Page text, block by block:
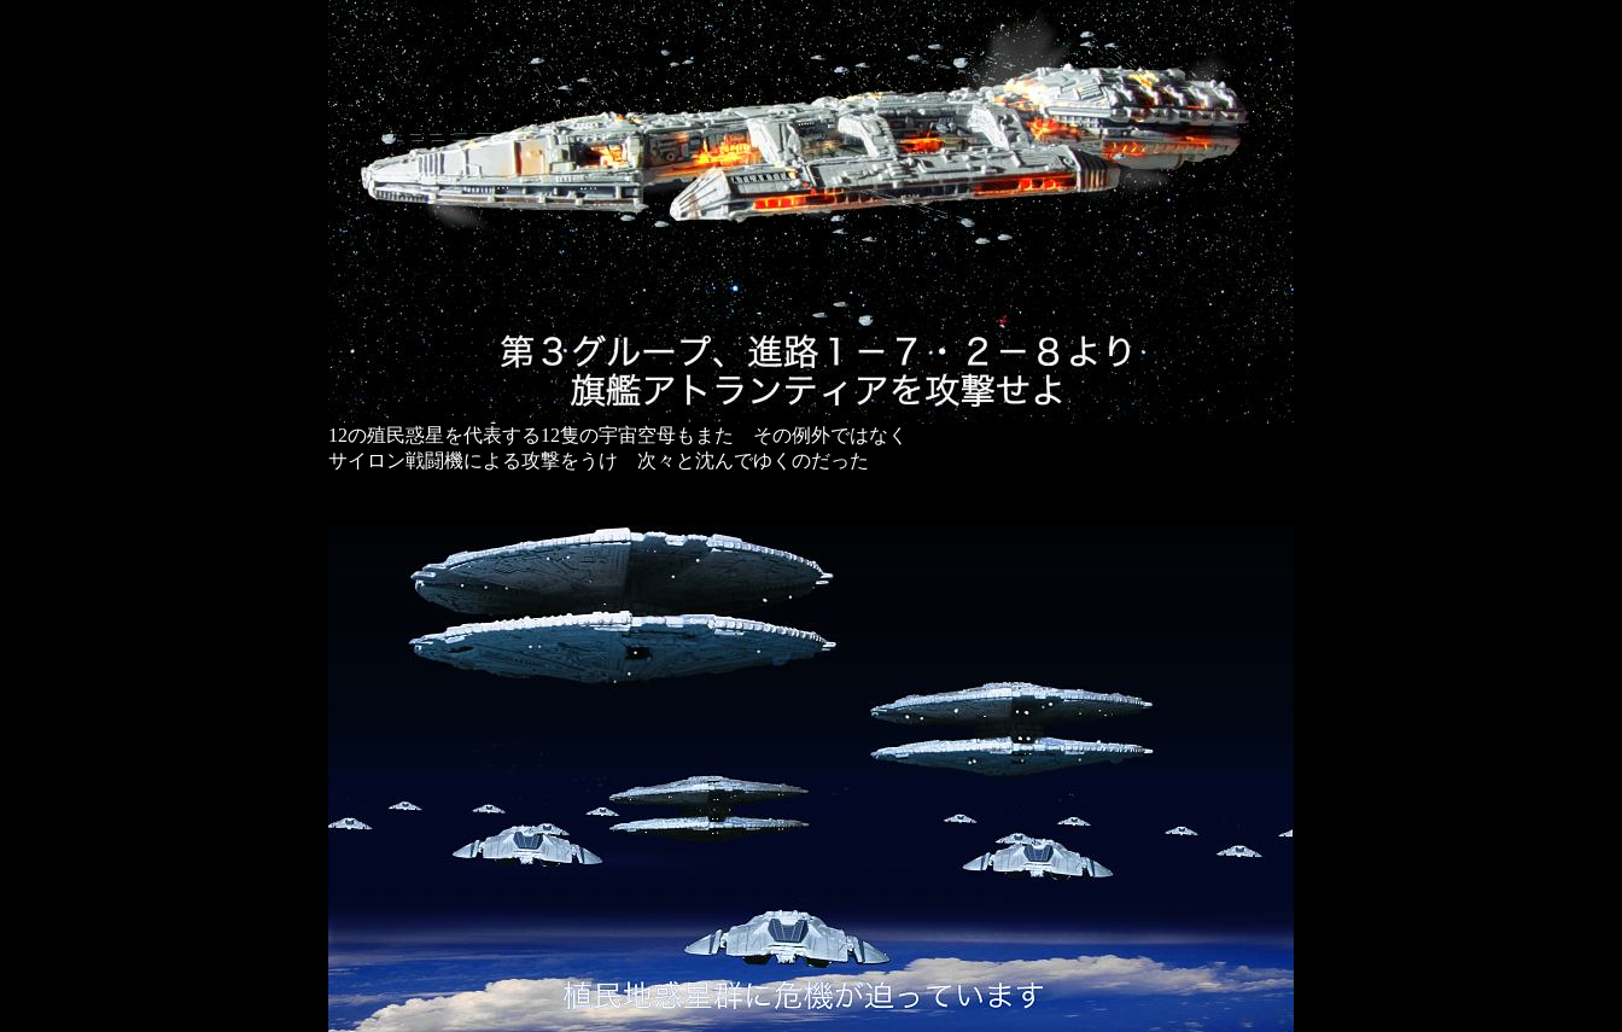
12の殖民惑星を代表する12隻の宇宙空母もまた その例外ではなく
サイロン戦闘機による攻撃をうけ 次々と沈んでゆくのだった